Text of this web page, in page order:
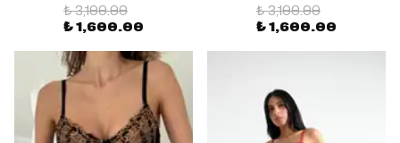
₺ 3,100.00
₺ 1,600.00
₺ 3,100.00
₺ 1,600.00